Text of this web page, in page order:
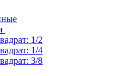
1/2
1/4
3/8